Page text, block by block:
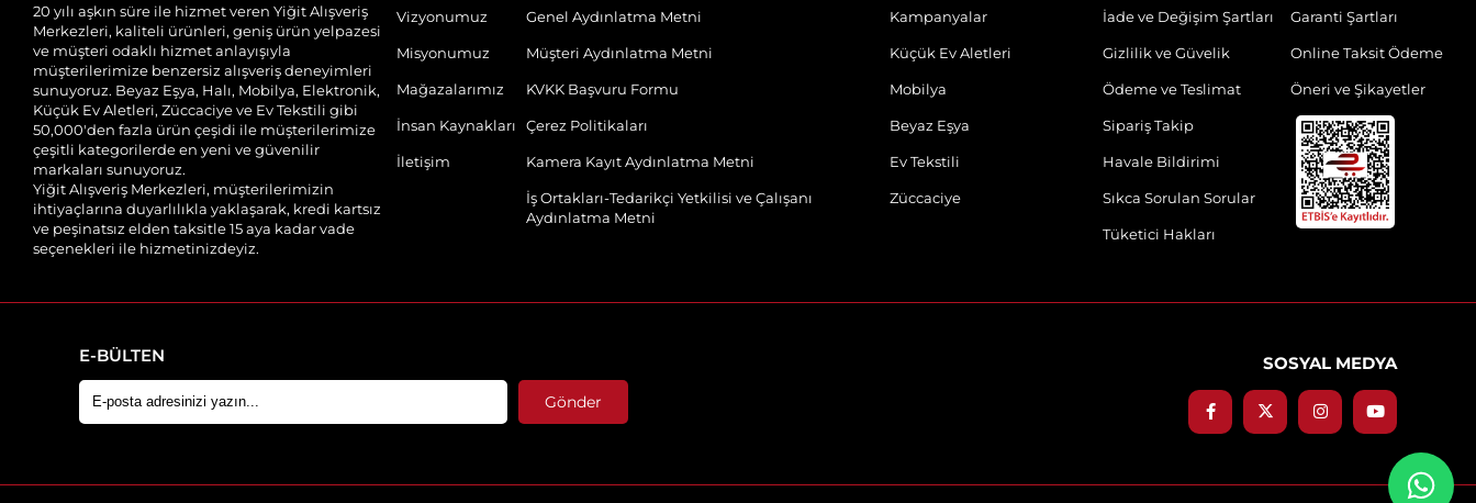
20 yılı aşkın süre ile hizmet veren Yiğit Alışveriş
Merkezleri, kaliteli ürünleri, geniş ürün yelpazesi
ve müşteri odaklı hizmet anlayışıyla
müşterilerimize benzersiz alışveriş deneyimleri
sunuyoruz. Beyaz Eşya, Halı, Mobilya, Elektronik,
Küçük Ev Aletleri, Züccaciye ve Ev Tekstili gibi
50,000'den fazla ürün çeşidi ile müşterilerimize
çeşitli kategorilerde en yeni ve güvenilir
markaları sunuyoruz.
Yiğit Alışveriş Merkezleri, müşterilerimizin
ihtiyaçlarına duyarlılıkla yaklaşarak, kredi kartsız
ve peşinatsız elden taksitle 15 aya kadar vade
seçenekleri ile hizmetinizdeyiz.
Vizyonumuz
Misyonumuz
Mağazalarımız
İnsan Kaynakları
İletişim
Genel Aydınlatma Metni
Müşteri Aydınlatma Metni
KVKK Başvuru Formu
Çerez Politikaları
Kamera Kayıt Aydınlatma Metni
İş Ortakları-Tedarikçi Yetkilisi ve Çalışanı
Aydınlatma Metni
Kampanyalar
Küçük Ev Aletleri
Mobilya
Beyaz Eşya
Ev Tekstili
Züccaciye
İade ve Değişim Şartları
Gizlilik ve Güvelik
Ödeme ve Teslimat
Sipariş Takip
Havale Bildirimi
Sıkca Sorulan Sorular
Tüketici Hakları
Garanti Şartları
Online Taksit Ödeme
Öneri ve Şikayetler
E-BÜLTEN
Gönder
SOSYAL MEDYA